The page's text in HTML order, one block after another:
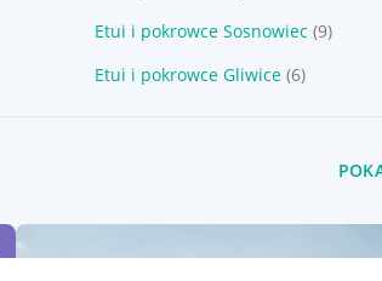
Etui i pokrowce Sosnowiec (9)
Etui i pokrowce Gliwice (6)